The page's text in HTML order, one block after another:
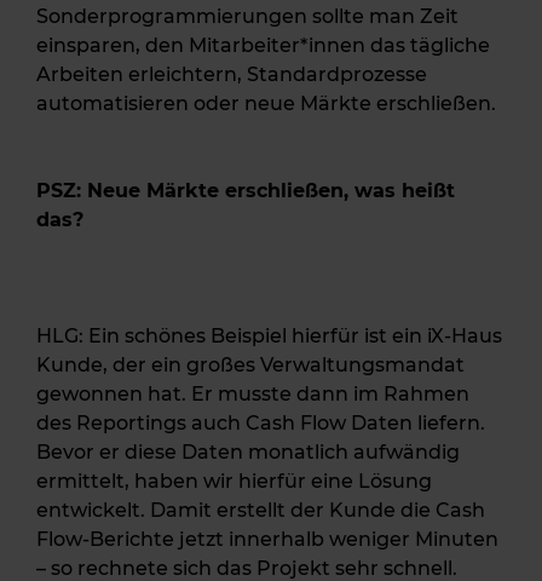
Sonderprogrammierungen sollte man Zeit
einsparen, den Mitarbeiter*innen das tägliche
Arbeiten erleichtern, Standardprozesse
automatisieren oder neue Märkte erschließen.
PSZ: Neue Märkte erschließen, was heißt
das?
HLG: Ein schönes Beispiel hierfür ist ein iX-Haus
Kunde, der ein großes Verwaltungsmandat
gewonnen hat. Er musste dann im Rahmen
des Reportings auch Cash Flow Daten liefern.
Bevor er diese Daten monatlich aufwändig
ermittelt, haben wir hierfür eine Lösung
entwickelt. Damit erstellt der Kunde die Cash
Flow-Berichte jetzt innerhalb weniger Minuten
– so rechnete sich das Projekt sehr schnell.